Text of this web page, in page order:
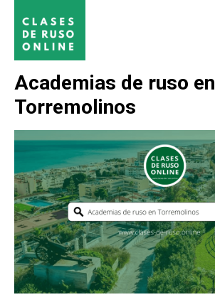
Academias de ruso en
Torremolinos